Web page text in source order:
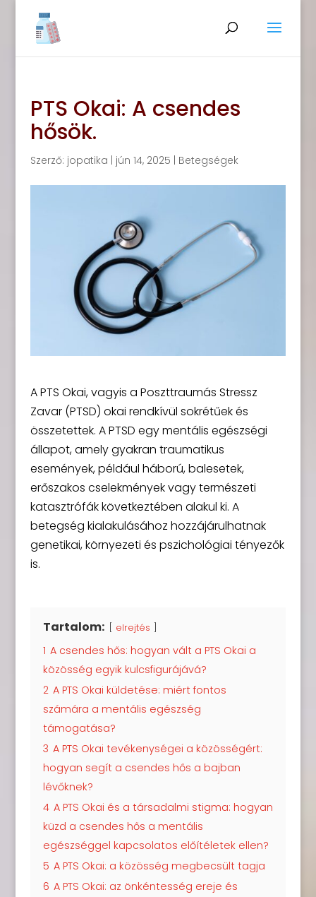
PTS Okai: A csendes
hősök.
Szerző: jopatika jún 14, 2025 Betegségek
A PTS Okai, vagyis a Poszttraumás Stressz
Zavar (PTSD) okai rendkívül sokrétűek és
összetettek. A PTSD egy mentális egészségi
állapot, amely gyakran traumatikus
események, például háború, balesetek,
erőszakos cselekmények vagy természeti
katasztrófák következtében alakul ki. A
betegség kialakulásához hozzájárulhatnak
genetikai, környezeti és pszichológiai tényezők
is.
Tartalom: elrejtés
1 A csendes hős: hogyan vált a PTS Okai a
közösség egyik kulcsfigurájává?
2 A PTS Okai küldetése: miért fontos
számára a mentális egészség
támogatása?
3 A PTS Okai tevékenységei a közösségért:
hogyan segít a csendes hős a bajban
lévőknek?
4 A PTS Okai és a társadalmi stigma: hogyan
küzd a csendes hős a mentális
egészséggel kapcsolatos előítéletek ellen?
5 A PTS Okai: a közösség megbecsült tagja
6 A PTS Okai: az önkéntesség ereje és